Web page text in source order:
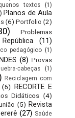
textos (1)
Planos de Aula
(6) Portfolio (2)
Problemas
(11)
pedagógico (1)
(8) Provas
cabeças (1)
Reciclagem com
(6) RECORTE E
Didáticos (4)
(5) Revista
(27) Saúde